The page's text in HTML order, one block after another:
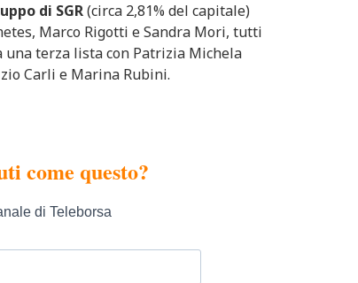
di SGR(circa 2,81% del capitale)
Marco Rigotti e Sandra Mori, tutti
una terza lista con Patrizia Michela
Carli e Marina Rubini.